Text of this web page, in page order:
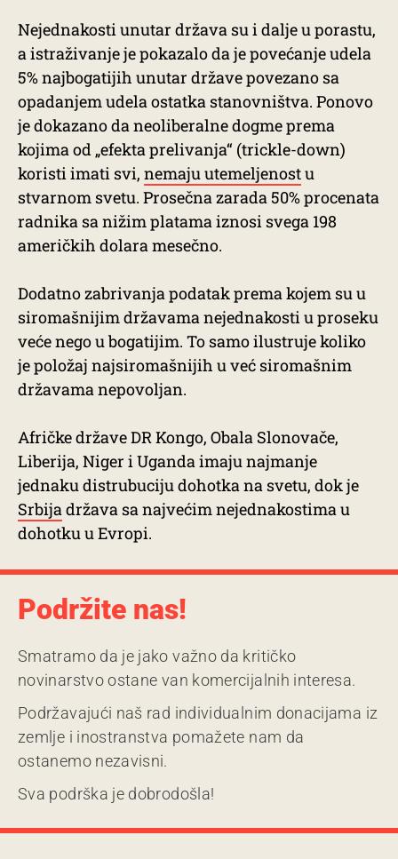
Nejednakosti unutar država su i dalje u porastu,
a istraživanje je pokazalo da je povećanje udela
5% najbogatijih unutar države povezano sa
opadanjem udela ostatka stanovništva. Ponovo
je dokazano da neoliberalne dogme prema
kojima od „efekta prelivanja“ (trickle-down)
koristi imati svi, nemaju utemeljenostu
stvarnom svetu. Prosečna zarada 50% procenata
radnika sa nižim platama iznosi svega 198
američkih dolara mesečno.
Dodatno zabrivanja podatak prema kojem su u
siromašnijim državama nejednakosti u proseku
veće nego u bogatijim. To samo ilustruje koliko
je položaj najsiromašnijih u već siromašnim
državama nepovoljan.
Afričke države DR Kongo, Obala Slonovače,
Liberija, Niger i Uganda imaju najmanje
jednaku distrubuciju dohotka na svetu, dok je
Srbija država sa najvećim nejednakostima u
dohotku u Evropi.
Podržite nas!
Smatramo da je jako važno da kritičko
novinarstvo ostane van komercijalnih interesa.
Podržavajući naš rad individualnim donacijama iz
zemlje i inostranstva pomažete nam da
ostanemo nezavisni.
Sva podrška je dobrodošla!